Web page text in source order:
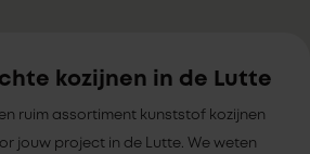
kozijnen in de Lutte
ruim assortiment kunststof kozijnen
jouw project in de Lutte. We weten